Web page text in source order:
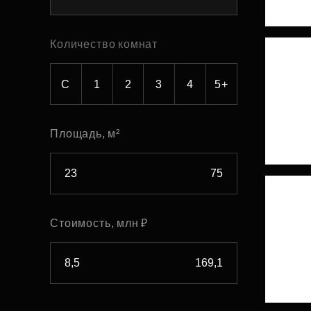
Рефинансирование
Количество комнат
С 1 2 3 4 5+
Площадь, м²
Стоимость, млн ₽